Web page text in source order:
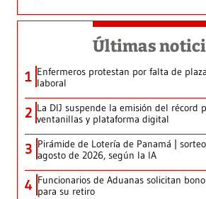
Últimas
1 Enfermeros protestan por falta de
laboral
2 La DIJ suspende la emisión del récord
ventanillas y plataforma digital
3 Pirámide de Lotería de Panamá |
agosto de 2026, según la IA
4 Funcionarios de Aduanas solicitan
para su retiro